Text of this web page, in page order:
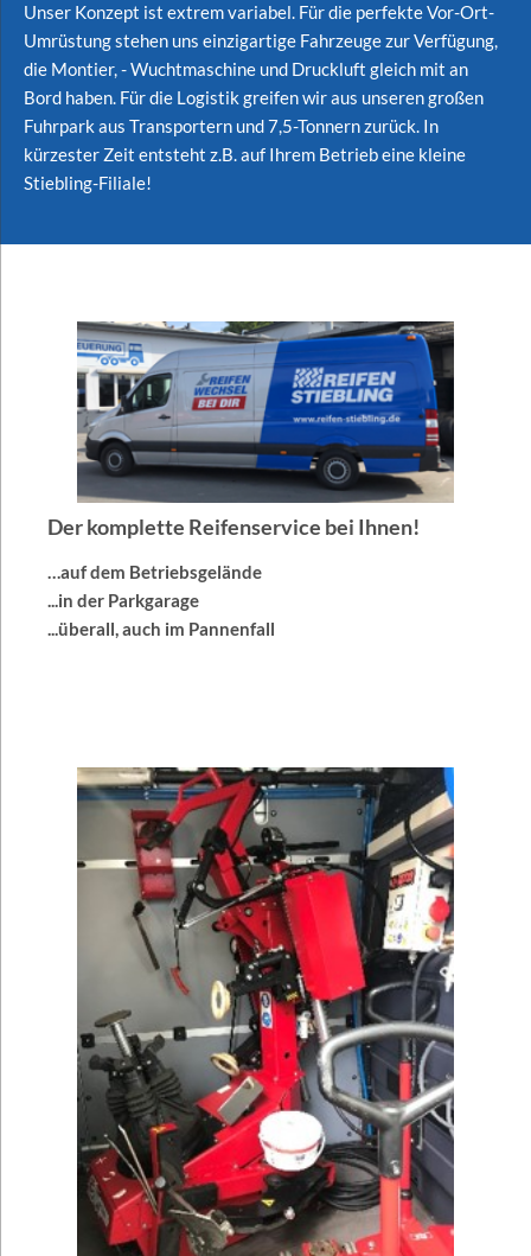
Unser Konzept ist extrem variabel. Für die perfekte Vor-Ort-
Umrüstung stehen uns einzigartige Fahrzeuge zur Verfügung,
die Montier, - Wuchtmaschine und Druckluft gleich mit an
Bord haben. Für die Logistik greifen wir aus unseren großen
Fuhrpark aus Transportern und 7,5-Tonnern zurück. In
kürzester Zeit entsteht z.B. auf Ihrem Betrieb eine kleine
Stiebling-Filiale!
Der komplette Reifenservice bei Ihnen!
…auf dem Betriebsgelände
...in der Parkgarage
...überall, auch im Pannenfall